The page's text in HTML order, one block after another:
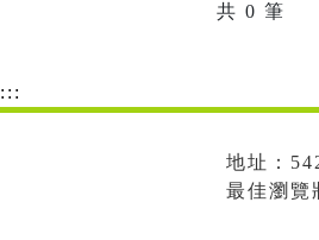
共 0 筆
:::
地址：
最佳瀏覽